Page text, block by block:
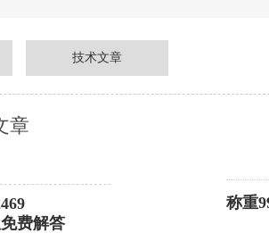
技术文章
称重
章
费解答